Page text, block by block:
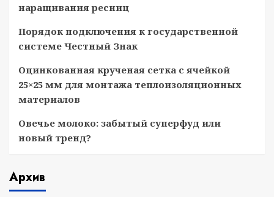
наращивания ресниц
Порядок подключения к государственной
системе Честный Знак
Оцинкованная крученая сетка с ячейкой
25×25 мм для монтажа теплоизоляционных
материалов
Овечье молоко: забытый суперфуд или
новый тренд?
Архив